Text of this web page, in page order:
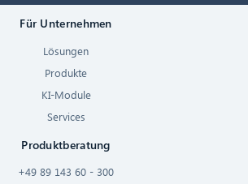
Für Unternehmen
Lösungen
Produkte
KI-Module
Services
Produktberatung
+49 89 143 60 - 300